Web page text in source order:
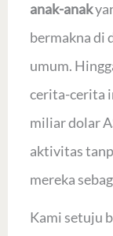
anak-anak
bermakna di
umum.
cerita-cerita
miliar dolar
aktivitas
mereka
Kami setuju